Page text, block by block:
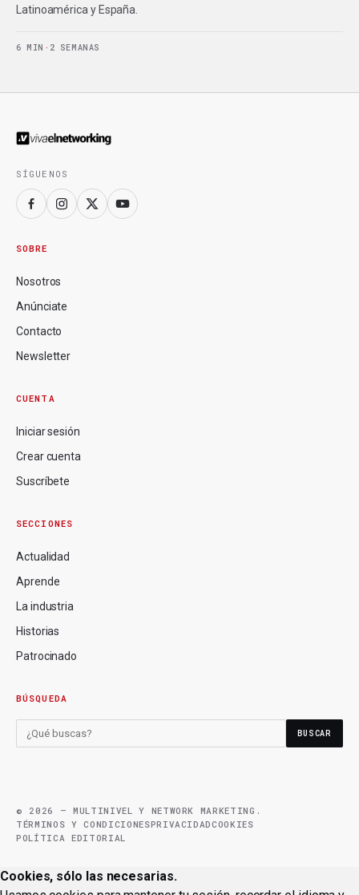
Latinoamérica y España.
6 MIN · 2 SEMANAS
SÍGUENOS
SOBRE
Nosotros
Anúnciate
Contacto
Newsletter
CUENTA
Iniciar sesión
Crear cuenta
Suscríbete
SECCIONES
Actualidad
Aprende
La industria
Historias
Patrocinado
BÚSQUEDA
BUSCAR
© 2026 — MULTINIVEL Y NETWORK MARKETING.
TÉRMINOS Y CONDICIONESPRIVACIDADCOOKIES
POLÍTICA EDITORIAL
Cookies, sólo las necesarias.